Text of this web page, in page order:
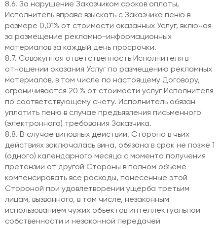
8.6. За нарушение Заказчиком сроков оплаты,
Исполнитель вправе взыскать с Заказчика пеню в
размере 0,01% от стоимости оказанных Услуг, включая
за размещение рекламно-информационных
материалов за каждый день просрочки.
8.7. Совокупная ответственность Исполнителя в
отношении оказания Услуг по размещению рекламных
материалов, в том числе по настоящему Договору,
ограничивается 20 % от стоимости услуг Исполнителя
по соответствующему счету. Исполнитель обязан
уплатить пеню в случае предъявления письменного
(электронного) требования Заказчика.
8.8. В случае виновных действий, Сторона в чьих
действиях заключалась вина, обязана в срок не позже 1
(одного) календарного месяца с момента получения
претензии от другой Стороны в полном объеме
компенсировать все расходы, понесенные этой
Стороной при удовлетворении ущерба третьим
лицам, вызванного, в том числе, незаконным
использованием чужих объектов интеллектуальной
собственности и незаконной передачей